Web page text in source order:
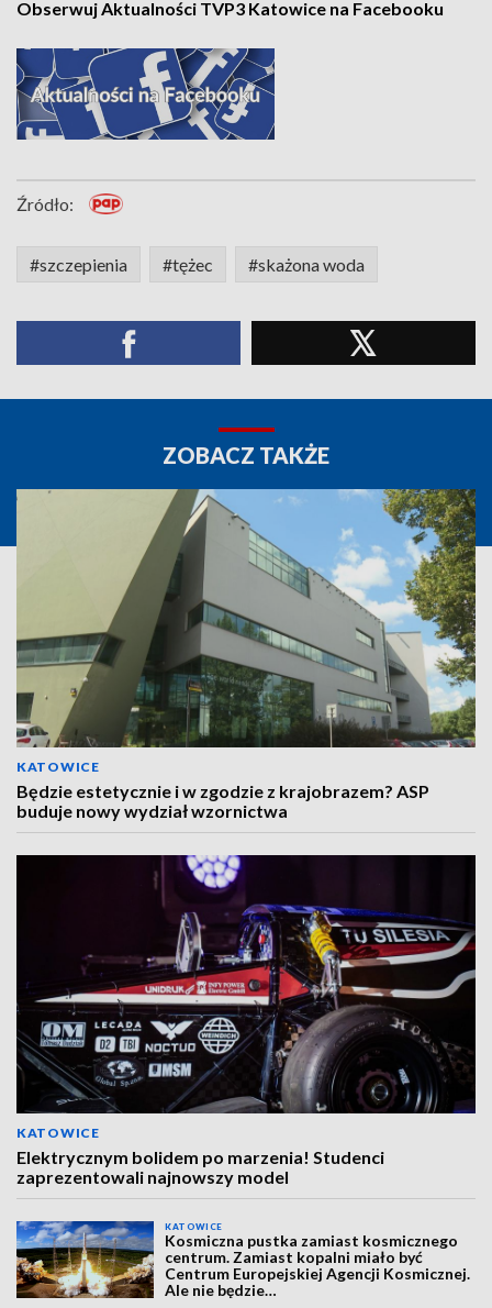
Obserwuj Aktualności TVP3 Katowice na Facebooku
Źródło:
#szczepienia #tężec #skażona woda
ZOBACZ TAKŻE
KATOWICE
Będzie estetycznie i w zgodzie z krajobrazem? ASP
buduje nowy wydział wzornictwa
KATOWICE
Elektrycznym bolidem po marzenia! Studenci
zaprezentowali najnowszy model
KATOWICE
Kosmiczna pustka zamiast kosmicznego
centrum. Zamiast kopalni miało być
Centrum Europejskiej Agencji Kosmicznej.
Ale nie będzie…